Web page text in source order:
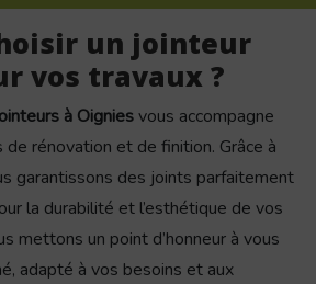
un jointeur
vos travaux ?
à Oigniesvous accompagne
rénovation et de finition. Grâce à
garantissons des joints parfaitement
la durabilité et l’esthétique de vos
mettons un point d’honneur à vous
adapté à vos besoins et aux